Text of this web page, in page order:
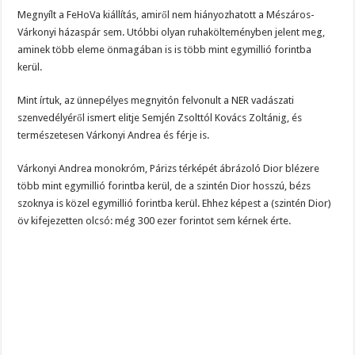
Megnyílt a FeHoVa kiállítás, amiről nem hiányozhatott a Mészáros-
Várkonyi házaspár sem. Utóbbi olyan ruhakölteményben jelent meg,
aminek több eleme önmagában is is több mint egymillió forintba
kerül.
Mint írtuk, az ünnepélyes megnyitón felvonult a NER vadászati
szenvedélyéről ismert elitje Semjén Zsolttól Kovács Zoltánig, és
természetesen Várkonyi Andrea és férje is.
Várkonyi Andrea monokróm, Párizs térképét ábrázoló Dior blézere
több mint egymillió forintba kerül, de a szintén Dior hosszú, bézs
szoknya is közel egymillió forintba kerül. Ehhez képest a (szintén Dior)
öv kifejezetten olcsó: még 300 ezer forintot sem kérnek érte.